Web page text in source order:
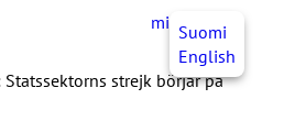
mittJHL SV
Suomi
English
strejk börjar på